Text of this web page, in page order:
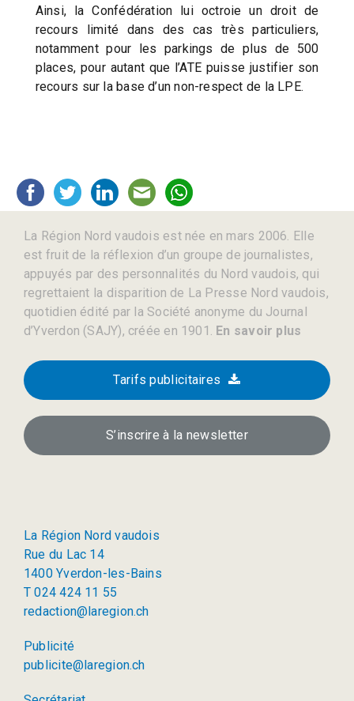
Ainsi, la Confédération lui octroie un droit de
recours limité dans des cas très particuliers,
notamment pour les parkings de plus de 500
places, pour autant que l’ATE puisse justifier son
recours sur la base d’un non-respect de la LPE.
La Région Nord vaudois est née en mars 2006. Elle
est fruit de la réflexion d’un groupe de journalistes,
appuyés par des personnalités du Nord vaudois, qui
regrettaient la disparition de La Presse Nord vaudois,
quotidien édité par la Société anonyme du Journal
d’Yverdon (SAJY), créée en 1901. En savoir plus
Tarifs publicitaires
S’inscrire à la newsletter
La Région Nord vaudois
Rue du Lac 14
1400 Yverdon-les-Bains
T 024 424 11 55
redaction@laregion.ch
Publicité
publicite@laregion.ch